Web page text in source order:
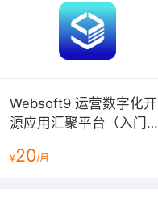
Websoft9 运营数字化开
源应用汇聚平台（入门
Odoo/ERPNext+HRMS
¥20/月